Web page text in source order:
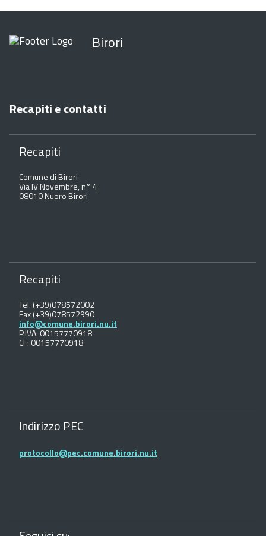
Birori
Recapiti e contatti
Recapiti
Comune di Birori
Via IV Novembre, n° 4
08010 Nuoro Birori
Recapiti
Tel. (+39)078572002
Fax (+39)078572990
info@comune.birori.nu.it
P.IVA: 00157770918
CF: 00157770918
Indirizzo PEC
protocollo@pec.comune.birori.nu.it